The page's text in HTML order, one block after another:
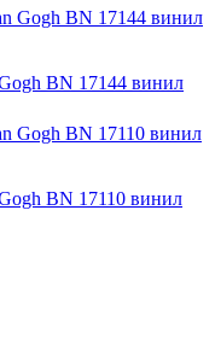
BN 17144 винил
BN 17110 винил